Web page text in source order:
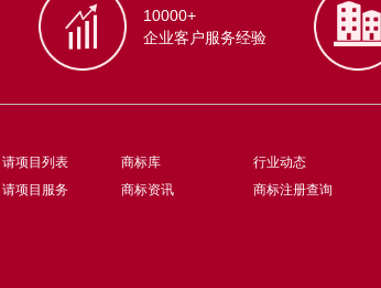
10000+
企业客户服务经验
项目列表
项目服务
商标库
商标资讯
行业动态
商标注册查询